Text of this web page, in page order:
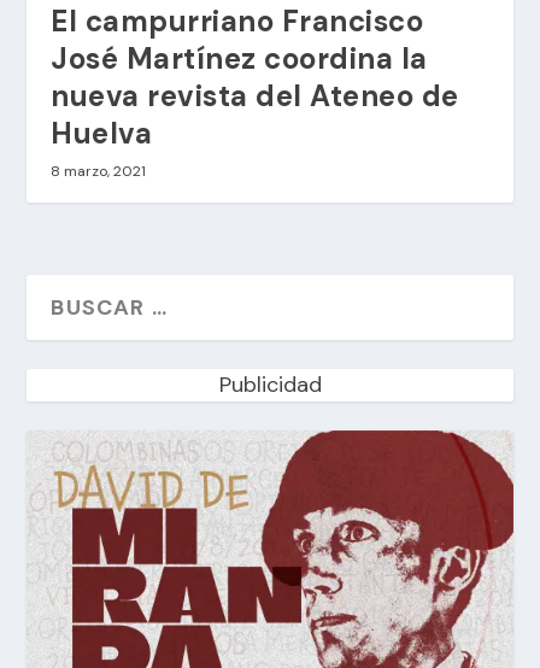
El campurriano Francisco
José Martínez coordina la
nueva revista del Ateneo de
Huelva
8 marzo, 2021
Publicidad